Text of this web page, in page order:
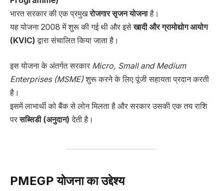
भारत सरकार की एक प्रमुखरोजगार सृजन योजनाहै।
यह योजना 2008 में शुरू की गई थी और इसेखादी और ग्रामोद्योग आयोग
(KVIC) द्वारा संचालित किया जाता है।
इस योजना के अंतर्गत सरकार Micro, Small and Medium
Enterprises (MSME)शुरू करने के लिए पूंजी सहायता प्रदान करती
है।
इसमें लाभार्थी को बैंक से लोन मिलता है और सरकार उसकी एक तय राशि
परसब्सिडी (अनुदान) देती है।
PMEGP योजना का उद्देश्य